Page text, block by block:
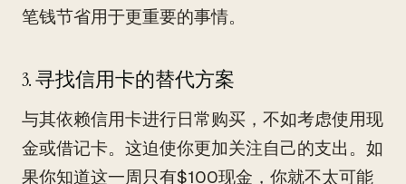
笔钱节省用于更重要的事情。
3. 寻找信用卡的替代方案
与其依赖信用卡进行日常购买，不如考虑使用现
金或借记卡。这迫使你更加关注自己的支出。如
果你知道这一周只有$100现金，你就不太可能